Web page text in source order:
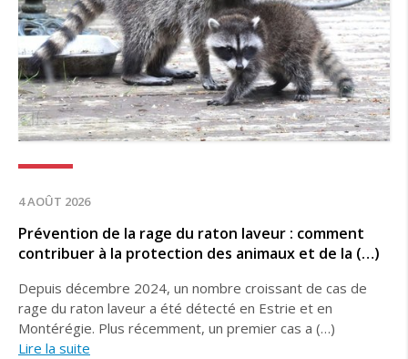
4 AOÛT 2026
Prévention de la rage du raton laveur : comment
contribuer à la protection des animaux et de la (…)
Depuis décembre 2024, un nombre croissant de cas de
rage du raton laveur a été détecté en Estrie et en
Montérégie. Plus récemment, un premier cas a (…)
Lire la suite